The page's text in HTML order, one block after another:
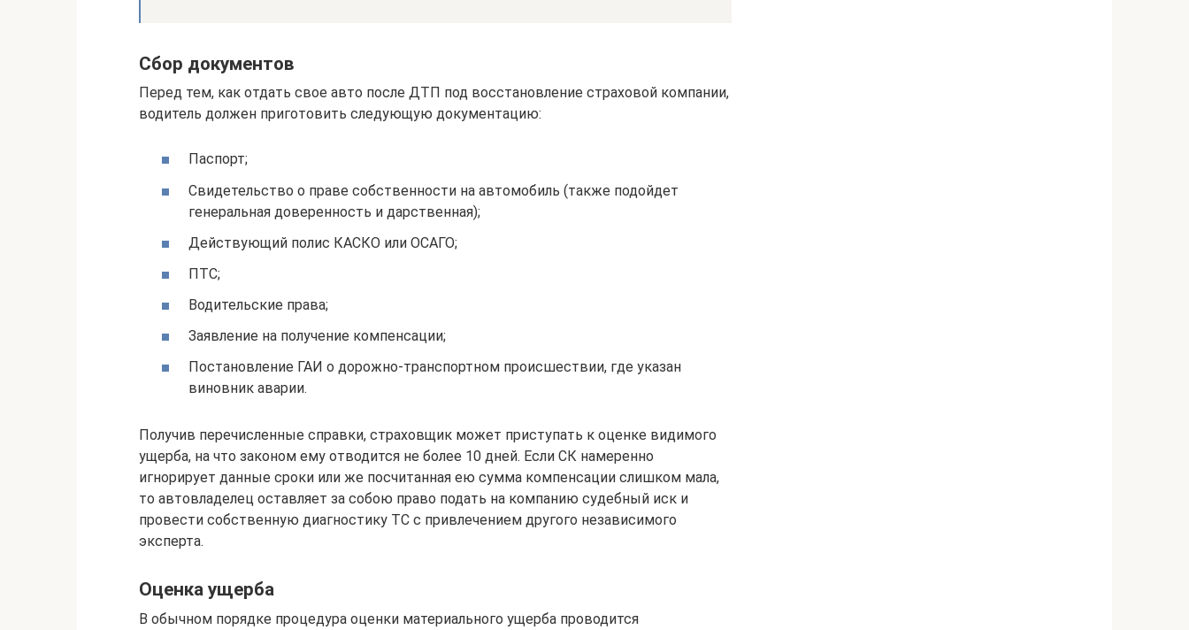
Сбор документов
Перед тем, как отдать свое авто после ДТП под восстановление страховой компании,
водитель должен приготовить следующую документацию:
Паспорт;
Свидетельство о праве собственности на автомобиль (также подойдет
генеральная доверенность и дарственная);
Действующий полис КАСКО или ОСАГО;
ПТС;
Водительские права;
Заявление на получение компенсации;
Постановление ГАИ о дорожно-транспортном происшествии, где указан
виновник аварии.
Получив перечисленные справки, страховщик может приступать к оценке видимого
ущерба, на что законом ему отводится не более 10 дней. Если СК намеренно
игнорирует данные сроки или же посчитанная ею сумма компенсации слишком мала,
то автовладелец оставляет за собою право подать на компанию судебный иск и
провести собственную диагностику ТС с привлечением другого независимого
эксперта.
Оценка ущерба
В обычном порядке процедура оценки материального ущерба проводится